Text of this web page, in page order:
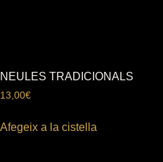
NEULES TRADICIONALS
13,00€
Afegeix a la cistella